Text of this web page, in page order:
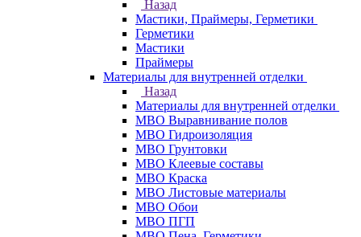
Назад
Мастики, Праймеры, Герметики
Герметики
Мастики
Праймеры
Материалы для внутренней отделки
Назад
Материалы для внутренней отделки
МВО Выравнивание полов
МВО Гидроизоляция
МВО Грунтовки
МВО Клеевые составы
МВО Краска
МВО Листовые материалы
МВО Обои
МВО ПГП